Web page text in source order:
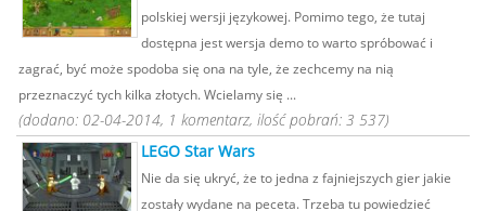
polskiej wersji językowej. Pomimo tego, że tutaj
dostępna jest wersja demo to warto spróbować i
zagrać, być może spodoba się ona na tyle, że zechcemy na nią
przeznaczyć tych kilka złotych. Wcielamy się ...
(dodano: 02-04-2014, 1 komentarz, ilość pobrań: 3 537)
LEGO Star Wars
Nie da się ukryć, że to jedna z fajniejszych gier jakie
zostały wydane na peceta. Trzeba tu powiedzieć